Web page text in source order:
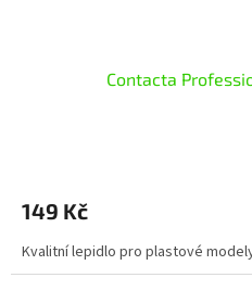
Contacta
149 Kč
Kvalitní lepidlo pro plastové